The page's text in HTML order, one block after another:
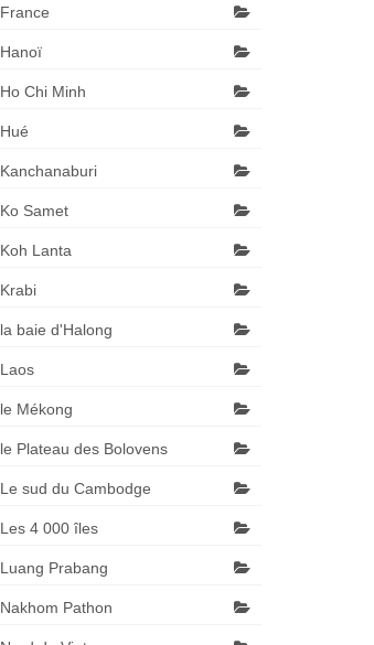
France
Hanoï
Ho Chi Minh
Hué
Kanchanaburi
Ko Samet
Koh Lanta
Krabi
la baie d'Halong
Laos
le Mékong
le Plateau des Bolovens
Le sud du Cambodge
Les 4 000 îles
Luang Prabang
Nakhom Pathon